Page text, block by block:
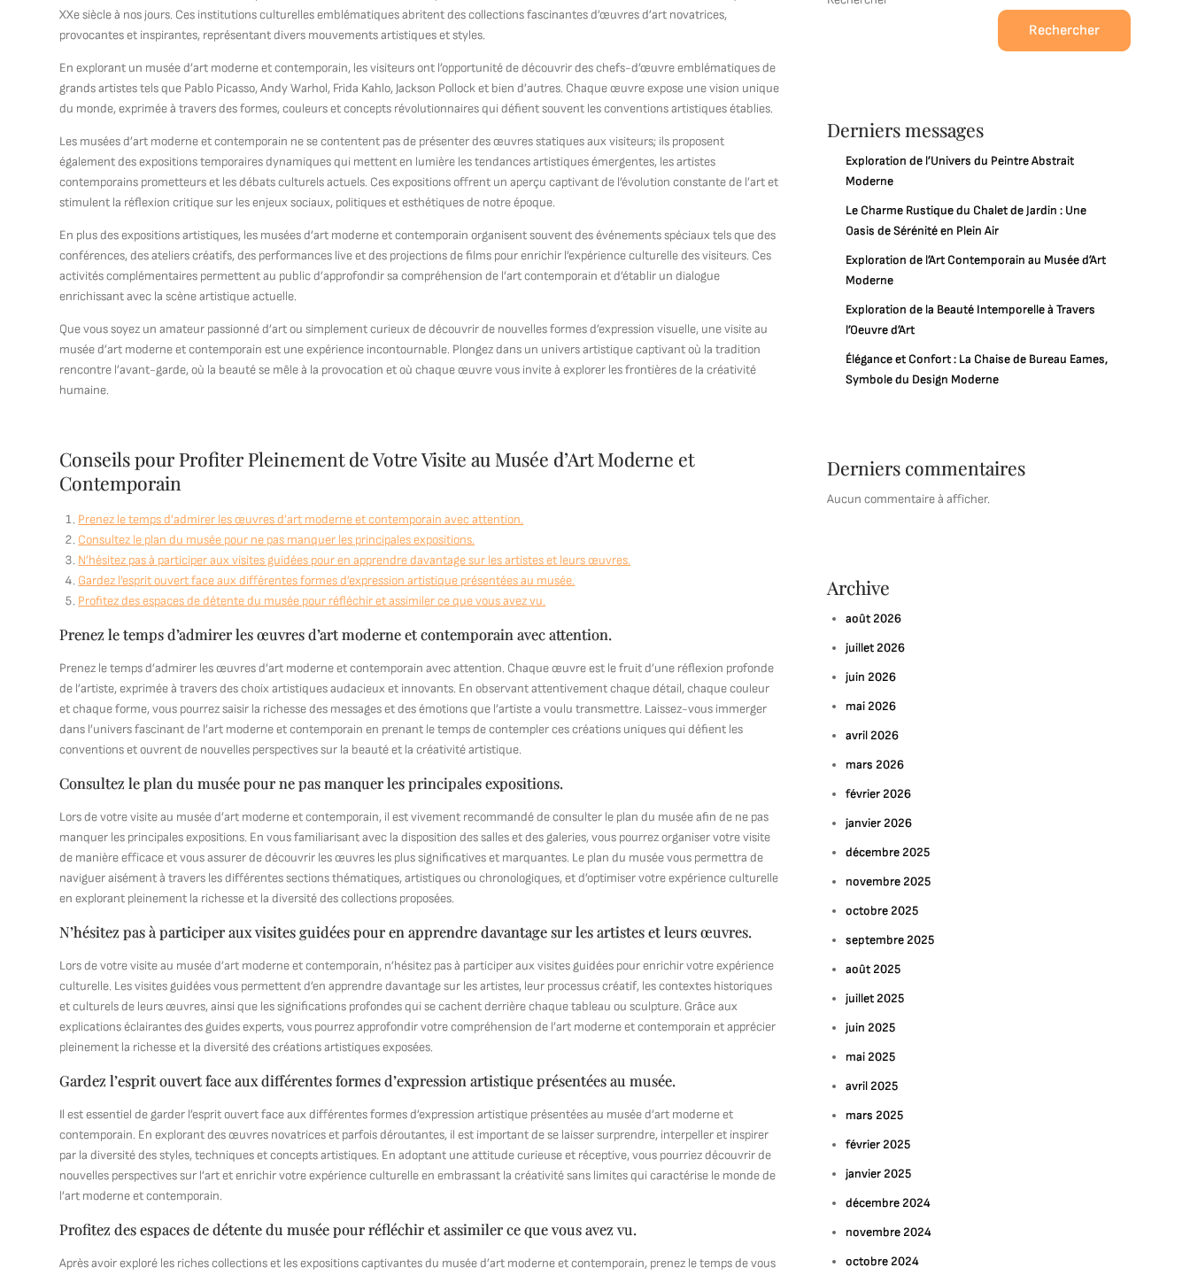
XXe siècle à nos jours. Ces institutions culturelles emblématiques abritent des collections fascinantes d’œuvres d’art novatrices,
provocantes et inspirantes, représentant divers mouvements artistiques et styles.
En explorant un musée d’art moderne et contemporain, les visiteurs ont l’opportunité de découvrir des chefs-d’œuvre emblématiques de
grands artistes tels que Pablo Picasso, Andy Warhol, Frida Kahlo, Jackson Pollock et bien d’autres. Chaque œuvre expose une vision unique
du monde, exprimée à travers des formes, couleurs et concepts révolutionnaires qui défient souvent les conventions artistiques établies.
Les musées d’art moderne et contemporain ne se contentent pas de présenter des œuvres statiques aux visiteurs; ils proposent
également des expositions temporaires dynamiques qui mettent en lumière les tendances artistiques émergentes, les artistes
contemporains prometteurs et les débats culturels actuels. Ces expositions offrent un aperçu captivant de l’évolution constante de l’art et
stimulent la réflexion critique sur les enjeux sociaux, politiques et esthétiques de notre époque.
En plus des expositions artistiques, les musées d’art moderne et contemporain organisent souvent des événements spéciaux tels que des
conférences, des ateliers créatifs, des performances live et des projections de films pour enrichir l’expérience culturelle des visiteurs. Ces
activités complémentaires permettent au public d’approfondir sa compréhension de l’art contemporain et d’établir un dialogue
enrichissant avec la scène artistique actuelle.
Que vous soyez un amateur passionné d’art ou simplement curieux de découvrir de nouvelles formes d’expression visuelle, une visite au
musée d’art moderne et contemporain est une expérience incontournable. Plongez dans un univers artistique captivant où la tradition
rencontre l’avant-garde, où la beauté se mêle à la provocation et où chaque œuvre vous invite à explorer les frontières de la créativité
humaine.
Conseils pour Profiter Pleinement de Votre Visite au Musée d’Art Moderne et
Contemporain
Prenez le temps d’admirer les œuvres d’art moderne et contemporain avec attention.
Consultez le plan du musée pour ne pas manquer les principales expositions.
N’hésitez pas à participer aux visites guidées pour en apprendre davantage sur les artistes et leurs œuvres.
Gardez l’esprit ouvert face aux différentes formes d’expression artistique présentées au musée.
Profitez des espaces de détente du musée pour réfléchir et assimiler ce que vous avez vu.
Prenez le temps d’admirer les œuvres d’art moderne et contemporain avec attention.
Prenez le temps d’admirer les œuvres d’art moderne et contemporain avec attention. Chaque œuvre est le fruit d’une réflexion profonde
de l’artiste, exprimée à travers des choix artistiques audacieux et innovants. En observant attentivement chaque détail, chaque couleur
et chaque forme, vous pourrez saisir la richesse des messages et des émotions que l’artiste a voulu transmettre. Laissez-vous immerger
dans l’univers fascinant de l’art moderne et contemporain en prenant le temps de contempler ces créations uniques qui défient les
conventions et ouvrent de nouvelles perspectives sur la beauté et la créativité artistique.
Consultez le plan du musée pour ne pas manquer les principales expositions.
Lors de votre visite au musée d’art moderne et contemporain, il est vivement recommandé de consulter le plan du musée afin de ne pas
manquer les principales expositions. En vous familiarisant avec la disposition des salles et des galeries, vous pourrez organiser votre visite
de manière efficace et vous assurer de découvrir les œuvres les plus significatives et marquantes. Le plan du musée vous permettra de
naviguer aisément à travers les différentes sections thématiques, artistiques ou chronologiques, et d’optimiser votre expérience culturelle
en explorant pleinement la richesse et la diversité des collections proposées.
N’hésitez pas à participer aux visites guidées pour en apprendre davantage sur les artistes et leurs œuvres.
Lors de votre visite au musée d’art moderne et contemporain, n’hésitez pas à participer aux visites guidées pour enrichir votre expérience
culturelle. Les visites guidées vous permettent d’en apprendre davantage sur les artistes, leur processus créatif, les contextes historiques
et culturels de leurs œuvres, ainsi que les significations profondes qui se cachent derrière chaque tableau ou sculpture. Grâce aux
explications éclairantes des guides experts, vous pourrez approfondir votre compréhension de l’art moderne et contemporain et apprécier
pleinement la richesse et la diversité des créations artistiques exposées.
Gardez l’esprit ouvert face aux différentes formes d’expression artistique présentées au musée.
Il est essentiel de garder l’esprit ouvert face aux différentes formes d’expression artistique présentées au musée d’art moderne et
contemporain. En explorant des œuvres novatrices et parfois déroutantes, il est important de se laisser surprendre, interpeller et inspirer
par la diversité des styles, techniques et concepts artistiques. En adoptant une attitude curieuse et réceptive, vous pourriez découvrir de
nouvelles perspectives sur l’art et enrichir votre expérience culturelle en embrassant la créativité sans limites qui caractérise le monde de
l’art moderne et contemporain.
Profitez des espaces de détente du musée pour réfléchir et assimiler ce que vous avez vu.
Après avoir exploré les riches collections et les expositions captivantes du musée d’art moderne et contemporain, prenez le temps de vous
Rechercher
Derniers messages
Exploration de l’Univers du Peintre Abstrait
Moderne
Le Charme Rustique du Chalet de Jardin : Une
Oasis de Sérénité en Plein Air
Exploration de l’Art Contemporain au Musée d’Art
Moderne
Exploration de la Beauté Intemporelle à Travers
l’Oeuvre d’Art
Élégance et Confort : La Chaise de Bureau Eames,
Symbole du Design Moderne
Derniers commentaires
Aucun commentaire à afficher.
Archive
août 2026
juillet 2026
juin 2026
mai 2026
avril 2026
mars 2026
février 2026
janvier 2026
décembre 2025
novembre 2025
octobre 2025
septembre 2025
août 2025
juillet 2025
juin 2025
mai 2025
avril 2025
mars 2025
février 2025
janvier 2025
décembre 2024
novembre 2024
octobre 2024